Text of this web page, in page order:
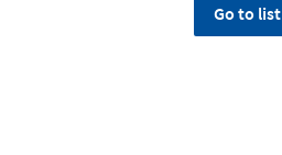
Go to list